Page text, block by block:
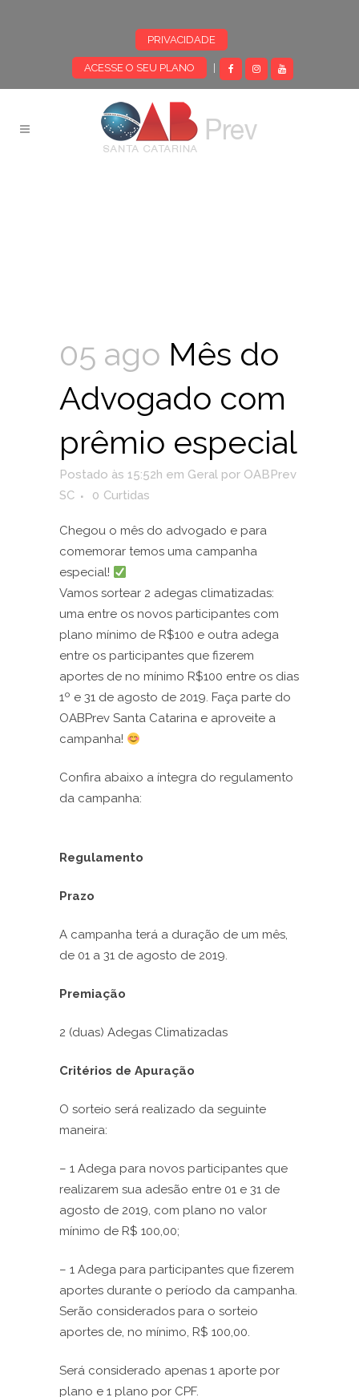
PRIVACIDADE
ACESSE O SEU PLANO
05 ago Mês do
Advogado com
prêmio especial
Postado às 15:52h em Geral por OABPrev
SC
0 Curtidas
Chegou o mês do advogado e para
comemorar temos uma campanha
especial!
Vamos sortear 2 adegas climatizadas:
uma entre os novos participantes com
plano mínimo de R$100 e outra adega
entre os participantes que fizerem
aportes de no mínimo R$100 entre os dias
1º e 31 de agosto de 2019. Faça parte do
OABPrev Santa Catarina e aproveite a
campanha!
Confira abaixo a íntegra do regulamento
da campanha:
Regulamento
Prazo
A campanha terá a duração de um mês,
de 01 a 31 de agosto de 2019.
Premiação
2 (duas) Adegas Climatizadas
Critérios de Apuração
O sorteio será realizado da seguinte
maneira:
– 1 Adega para novos participantes que
realizarem sua adesão entre 01 e 31 de
agosto de 2019, com plano no valor
mínimo de R$ 100,00;
– 1 Adega para participantes que fizerem
aportes durante o período da campanha.
Serão considerados para o sorteio
aportes de, no mínimo, R$ 100,00.
Será considerado apenas 1 aporte por
plano e 1 plano por CPF.